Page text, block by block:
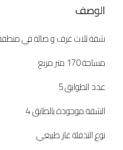
الوصف
شقة ثلاث غرف و صالة في منطقة
مساحة 170 متر مربع
عدد الطوابق 5
الشقة موجودة بالطابق 4
نوع التدفئة غاز طبيعي